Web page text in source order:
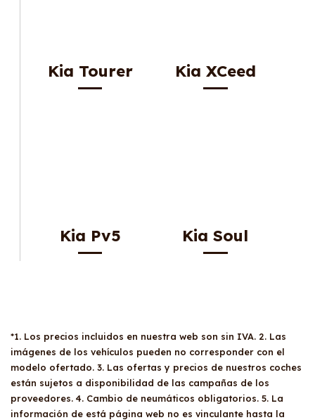
Kia Tourer Kia XCeed
Kia Pv5 Kia Soul
*1. Los precios incluidos en nuestra web son sin IVA. 2. Las
imágenes de los vehículos pueden no corresponder con el
modelo ofertado. 3. Las ofertas y precios de nuestros coches
están sujetos a disponibilidad de las campañas de los
proveedores. 4. Cambio de neumáticos obligatorios. 5. La
información de está página web no es vinculante hasta la